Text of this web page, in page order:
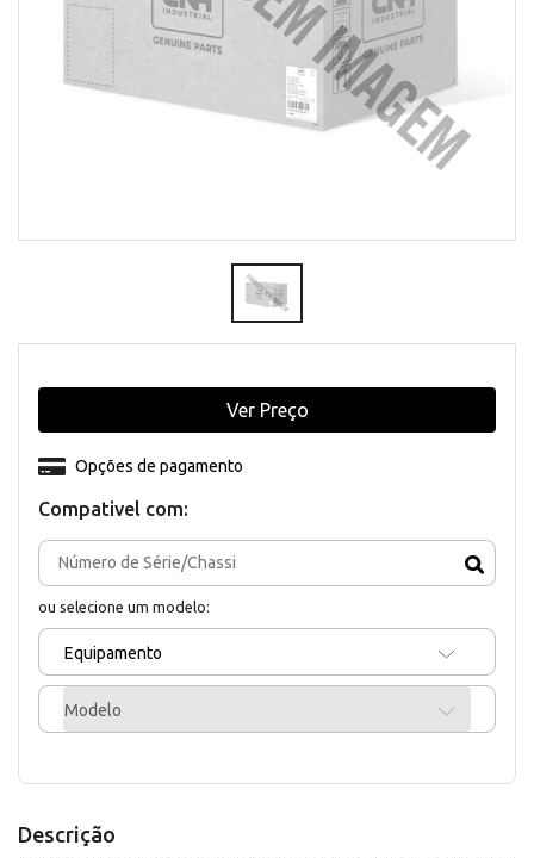
Compativel com:
ou selecione um modelo:
Equipamento
Modelo
Opções de pagamento
Ver Preço
Descrição